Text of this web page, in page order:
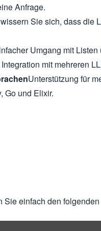
Anfrage.
Sie sich, dass die
Umgang mit Listen
mit mehreren
Unterstützung für
Go und Elixir.
Sie einfach den